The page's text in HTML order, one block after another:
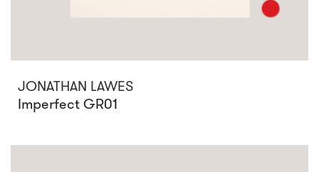
JONATHAN LAWES
Imperfect GR01